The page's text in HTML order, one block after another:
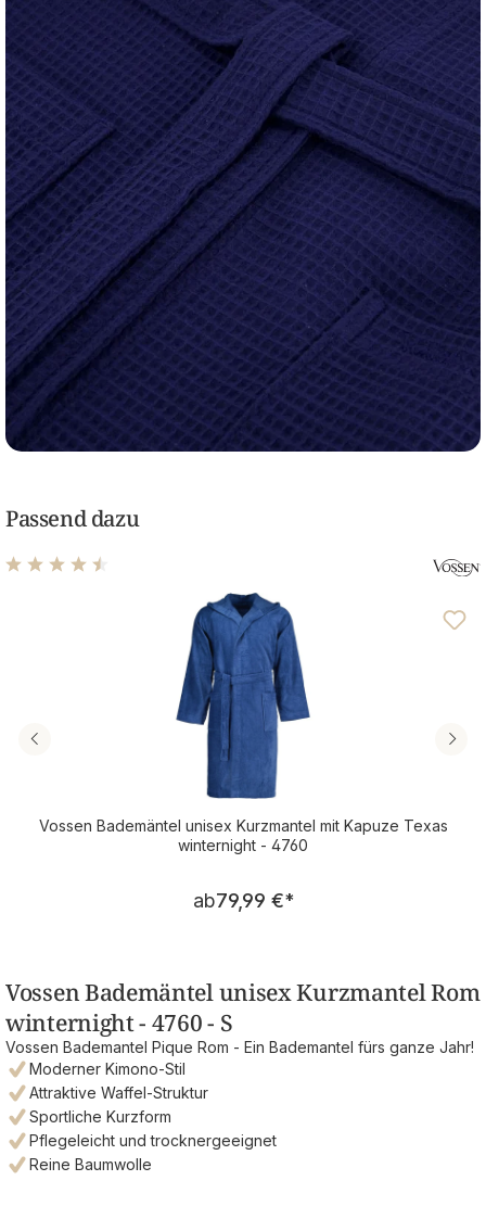
Passend dazu
Durchschnittliche Bewertung von 4.54 von 5 Sternen
Vossen Bademäntel unisex Kurzmantel mit Kapuze Texas
winternight - 4760
Regulärer Preis:
ab79,99 €*
Vossen Bademäntel unisex Kurzmantel Rom
winternight - 4760 - S
Vossen Bademantel Pique Rom - Ein Bademantel fürs ganze Jahr!
Moderner Kimono-Stil
Attraktive Waffel-Struktur
Sportliche Kurzform
Pflegeleicht und trocknergeeignet
Reine Baumwolle